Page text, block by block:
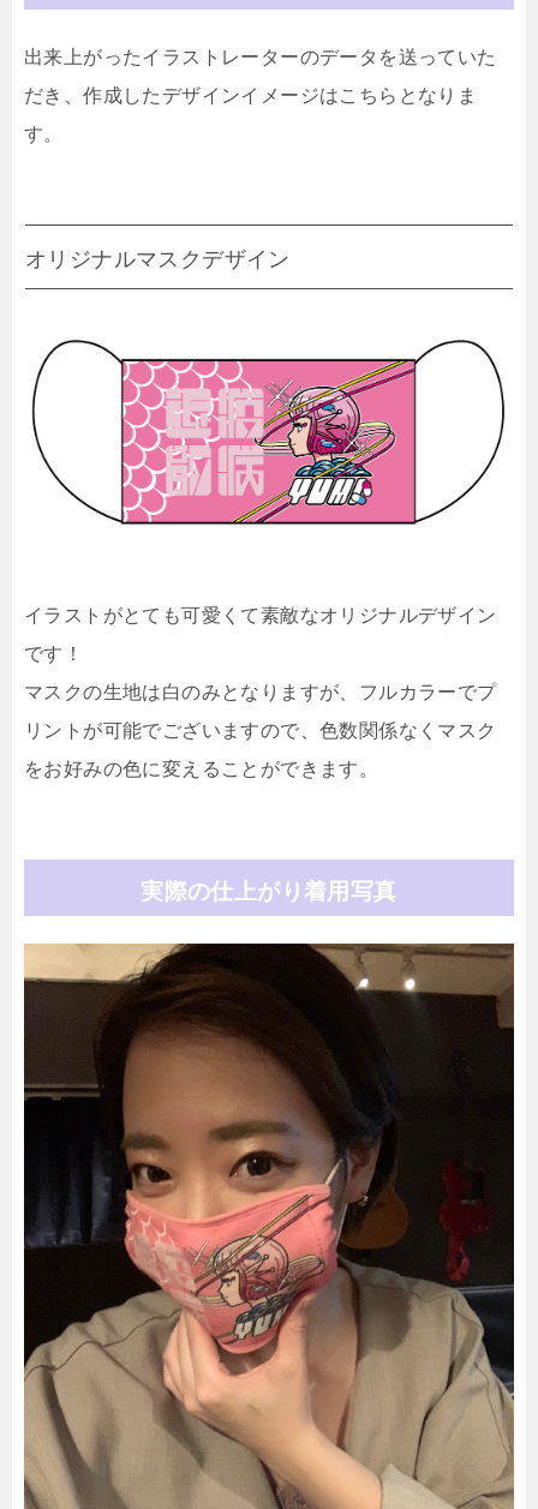
出来上がったイラストレーターのデータを送っていた
だき、作成したデザインイメージはこちらとなりま
す。
オリジナルマスクデザイン
イラストがとても可愛くて素敵なオリジナルデザイン
です！
マスクの生地は白のみとなりますが、フルカラーでプ
リントが可能でございますので、色数関係なくマスク
をお好みの色に変えることができます。
実際の仕上がり着用写真